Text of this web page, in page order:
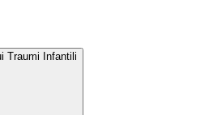
Traumi Infantili